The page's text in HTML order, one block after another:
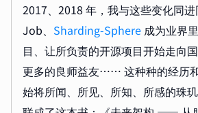
2017、2018 年，我与这些变化同
Job、 Sharding-Sphere 成为业界
目、让所负责的开源项目开始走向
更多的良师益友…… 这种种的经历
始将所闻、所见、所知、所感的珠